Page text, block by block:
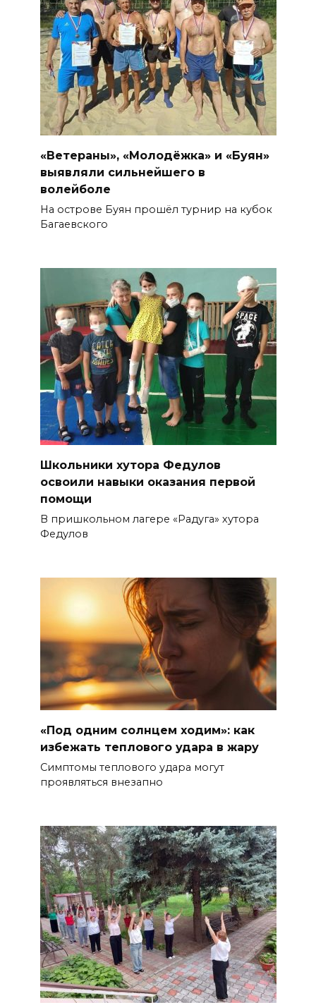
«Ветераны», «Молодёжка» и «Буян»
выявляли сильнейшего в
волейболе
На острове Буян прошёл турнир на кубок
Багаевского
Школьники хутора Федулов
освоили навыки оказания первой
помощи
В пришкольном лагере «Радуга» хутора
Федулов
«Под одним солнцем ходим»: как
избежать теплового удара в жару
Симптомы теплового удара могут
проявляться внезапно